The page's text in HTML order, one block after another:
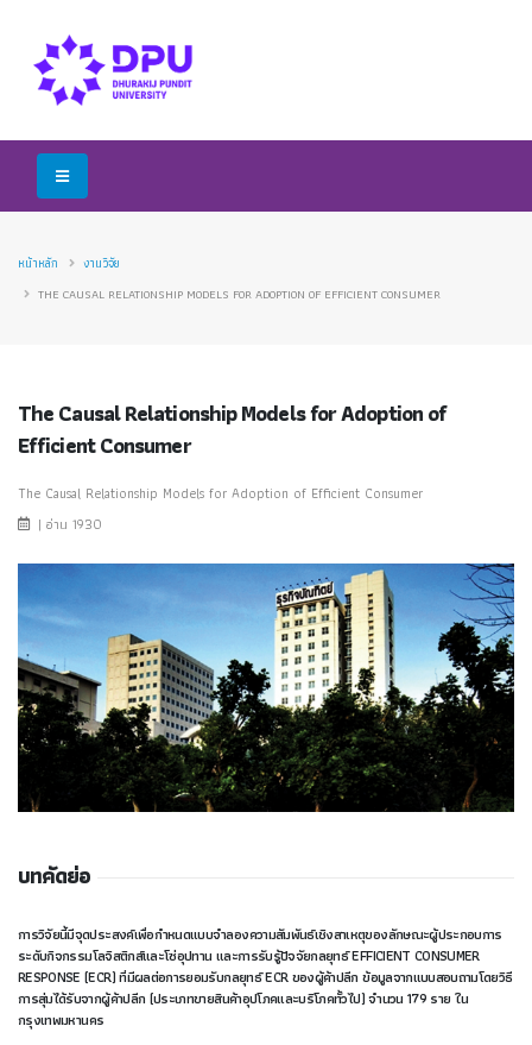
หน้าหลัก
งานวิจัย
THE CAUSAL RELATIONSHIP MODELS FOR ADOPTION OF EFFICIENT CONSUMER
The Causal Relationship Models for Adoption of
Efficient Consumer
The Causal Relationship Models for Adoption of Efficient Consumer
| อ่าน 1930
บทคัดย่อ
การวิจัยนี้มีจุดประสงค์เพื่อกำหนดแบบจำลองความสัมพันธ์เชิงสาเหตุของลักษณะผู้ประกอบการ
ระดับกิจกรรมโลจิสติกส์และโซ่อุปทาน และการรับรู้ปัจจัยกลยุทธ์ EFFICIENT CONSUMER
RESPONSE (ECR) ที่มีผลต่อการยอมรับกลยุทธ์ ECR ของผู้ค้าปลีก ข้อมูลจากแบบสอบถามโดยวิธี
การสุ่มได้รับจากผู้ค้าปลีก (ประเภทขายสินค้าอุปโภคและบริโภคทั้วไป) จำนวน 179 ราย ใน
กรุงเทพมหานคร